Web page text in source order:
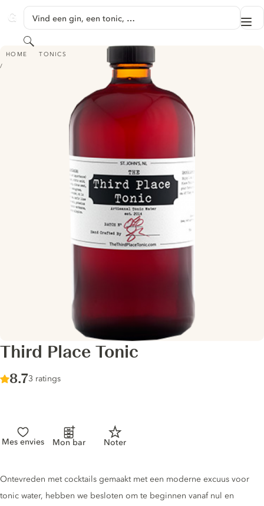
GINVENTORY
Vind een gin, een tonic, …
Zoeken
HOME TONICS
THIRD PLACE TONIC
Third Place Tonic
Score :
8.7/ 10
3 ratings
Mes envies Mon bar Noter
Tonic description
Ontevreden met cocktails gemaakt met een moderne excuus voor
tonic water, hebben we besloten om te beginnen vanaf nul en